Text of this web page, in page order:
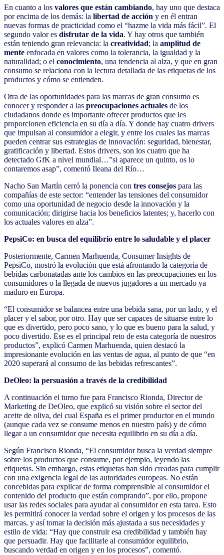
En cuanto a los valores que están cambiando, hay uno que destaca
por encima de los demás: la libertad de acción y en él entran
nuevas formas de practicidad como el “hazme la vida más fácil”. El
segundo valor es disfrutar de la vida. Y hay otros que también
están teniendo gran relevancia: la creatividad; la amplitud de
mente enfocada en valores como la tolerancia, la igualdad y la
naturalidad; o el conocimiento, una tendencia al alza, y que en gran
consumo se relaciona con la lectura detallada de las etiquetas de los
productos y cómo se entienden.
Otra de las oportunidades para las marcas de gran consumo es
conocer y responder a las preocupaciones actuales de los
ciudadanos donde es importante ofrecer productos que les
proporcionen eficiencia en su día a día. Y donde hay cuatro drivers
que impulsan al consumidor a elegir, y entre los cuales las marcas
pueden centrar sus estrategias de innovación: seguridad, bienestar,
gratificación y libertad. Estos drivers, son los cuatro que ha
detectado GfK a nivel mundial…”si aparece un quinto, os lo
contaremos asap”, comentó Ileana del Río…
Nacho San Martín cerró la ponencia con tres consejos para las
compañías de este sector: “entender las tensiones del consumidor
como una oportunidad de negocio desde la innovación y la
comunicación; dirigirse hacia los beneficios latentes; y, hacerlo con
los actuales valores en alza”.
PepsiCo: en busca del equilibrio entre lo saludable y el placer
Posteriormente, Carmen Marhuenda, Consumer Insights de
PepsiCo, mostró la evolución que está afrontando la categoría de
bebidas carbonatadas ante los cambios en las preocupaciones en los
consumidores o la llegada de nuevos jugadores a un mercado ya
maduro en Europa.
“El consumidor se balancea entre una bebida sana, por un lado, y el
placer y el sabor, por otro. Hay que ser capaces de situarse entre lo
que es divertido, pero poco sano, y lo que es bueno para la salud, y
poco divertido. Ese es el principal reto de esta categoría de nuestros
productos”, explicó Carmen Marhuenda, quien destacó la
impresionante evolución en las ventas de agua, al punto de que “en
2020 superará al consumo de las bebidas refrescantes”.
DeOleo: la persuasión a través de la credibilidad
A continuación el turno fue para Francisco Rionda, Director de
Marketing de DeOleo, que explicó su visión sobre el sector del
aceite de oliva, del cual España es el primer productor en el mundo
(aunque cada vez se consume menos en nuestro país) y de cómo
llegar a un consumidor que necesita equilibrio en su día a día.
Según Francisco Rionda, “El consumidor busca la verdad siempre
sobre los productos que consume, por ejemplo, leyendo las
etiquetas. Sin embargo, estas etiquetas han sido creadas para cumplir
con una exigencia legal de las autoridades europeas. No están
concebidas para explicar de forma comprensible al consumidor el
contenido del producto que están comprando”, por ello, propone
usar las redes sociales para ayudar al consumidor en esta tarea. Esto
les permitirá conocer la verdad sobre el origen y los procesos de las
marcas, y así tomar la decisión más ajustada a sus necesidades y
estilo de vida: “Hay que construir esa credibilidad y también hay
que persuadir. Hay que facilitarle al consumidor equilibrio,
buscando verdad en origen y en los procesos”, comentó.